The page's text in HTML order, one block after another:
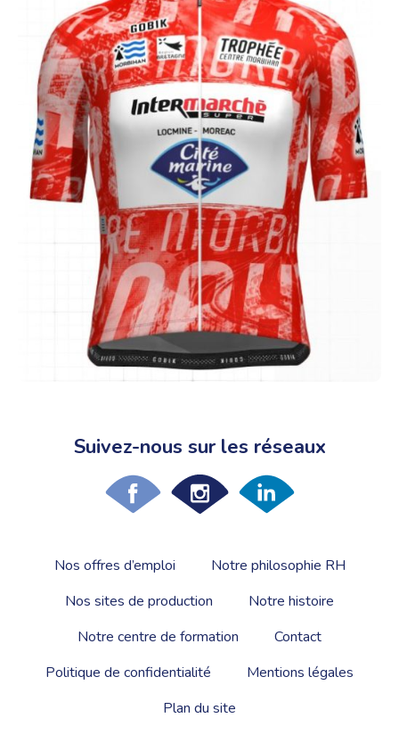
Suivez-nous sur les réseaux
Nos offres d’emploi
Notre philosophie RH
Nos sites de production
Notre histoire
Notre centre de formation
Contact
Politique de confidentialité
Mentions légales
Plan du site